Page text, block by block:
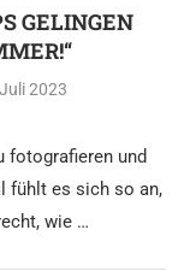
GELINGEN
2023
fotografieren und
fühlt es sich so an,
wie …